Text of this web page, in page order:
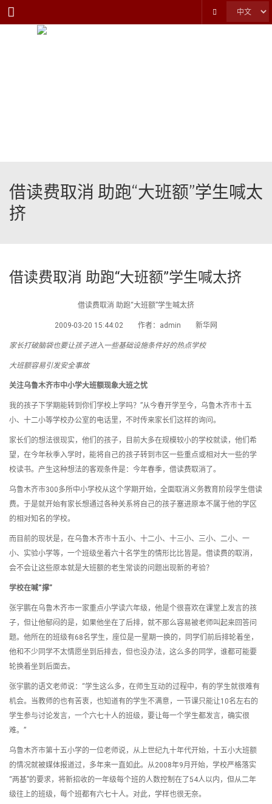
Menu
借读费取消 助跑“大班额”学生喊太
挤
借读费取消 助跑“大班额”学生喊太挤
借读费取消 助跑“大班额”学生喊太挤
2009-03-20 15:44:02 作者：admin 新华网
家长打破脑袋也要让孩子进入一些基础设施条件好的热点学校
大班额容易引发安全事故
关注乌鲁木齐市中小学大班额现象大班之忧
我的孩子下学期能转到你们学校上学吗？”从今春开学至今，乌鲁木齐市十五
小、十二小等学校办公室的电话里，不时传来家长们这样的询问。
家长们的想法很现实，他们的孩子，目前大多在规模较小的学校就读，他们希
望，在今年秋季入学时，能将自己的孩子转到市区一些重点或相对大一些的学
校读书。产生这种想法的客观条件是：今年春季，借读费取消了。
乌鲁木齐市300多所中小学校从这个学期开始，全面取消义务教育阶段学生借读
费。于是就开始有家长想通过各种关系将自己的孩子塞进原本不属于他的学区
的相对知名的学校。
而目前的现状是，在乌鲁木齐市十五小、十二小、十三小、三小、二小、一
小、实验小学等，一个班级坐着六十名学生的情形比比皆是。借读费的取消，
会不会让这些原本就是大班额的老生常谈的问题出现新的考验？
学校在喊“撑”
张宇鹏在乌鲁木齐市一家重点小学读六年级，他是个很喜欢在课堂上发言的孩
子，但让他郁闷的是，如果他坐在了后排，就不那么容易被老师叫起来回答问
题。他所在的班级有68名学生，座位是一星期一换的，同学们前后排轮着坐，
他和不少同学不太情愿坐到后排去，但也没办法，这么多的同学，谁都可能要
轮换着坐到后面去。
张宇鹏的语文老师说：“学生这么多，在师生互动的过程中，有的学生就很难有
机会。当教师的也有苦衷，也知道有的学生不满意，一节课只能让10名左右的
学生参与讨论发言，一个六七十人的班级，要让每一个学生都发言，确实很
难。”
乌鲁木齐市第十五小学的一位老师说，从上世纪九十年代开始，十五小大班额
的情况就被媒体报道过，多年来一直如此。从2008年9月开始，学校严格落实
“两基”的要求，将新招收的一年级每个班的人数控制在了54人以内，但从二年
级往上的班级，每个班都有六七十人。对此，学样也很无奈。